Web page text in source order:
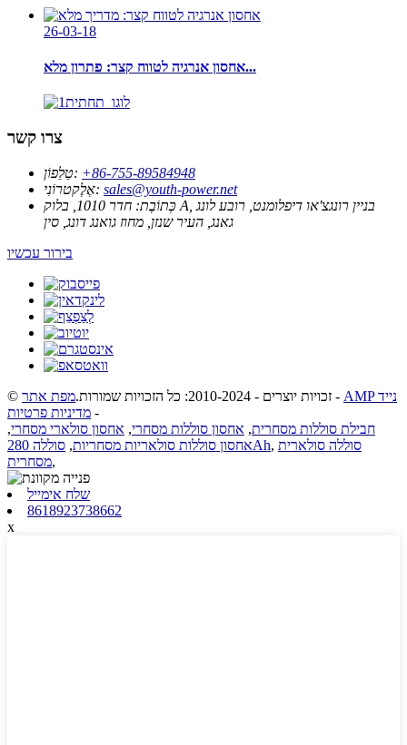
26-03-18
אחסון אנרגיה לטווח קצר: פתרון מלא...
צרו קשר
טֵלֵפוֹן: ‎+86-755-89584948
אֶלֶקטרוֹנִי: sales@youth-power.net
כְּתוֹבֶת:
חדר 1010, בלוק A, בניין רונגצ'או דיפלומנט, רובע לונג
גאנג, העיר שנזן, מחוז גואנג דונג, סין
בירור עכשיו
© זכויות יוצרים - 2010-2024: כל הזכויות שמורות. מפת אתר -
AMP נייד
- מדיניות פרטיות
חבילת סוללות מסחרית, אחסון סוללות מסחרי, אחסון סולארי מסחרי,
אחסון סוללות סולאריות מסחריות, סוללה 280Ah, סוללה סולארית
מסחרית,
שלח אימייל
8618923738662
x